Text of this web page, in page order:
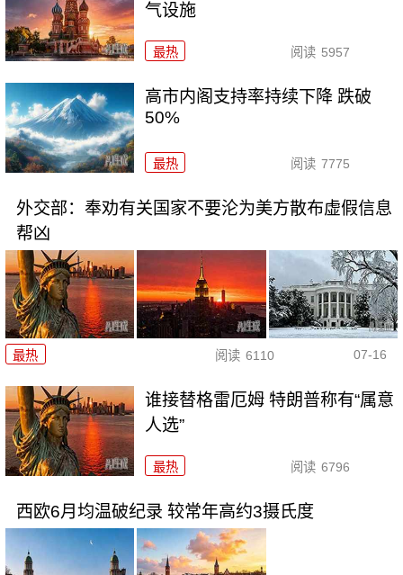
气设施
最热 阅读 5957
高市内阁支持率持续下降 跌破
50%
最热 阅读 7775
外交部：奉劝有关国家不要沦为美方散布虚假信息
帮凶
最热 阅读 6110 07-16
谁接替格雷厄姆 特朗普称有“属意
人选”
最热 阅读 6796
西欧6月均温破纪录 较常年高约3摄氏度